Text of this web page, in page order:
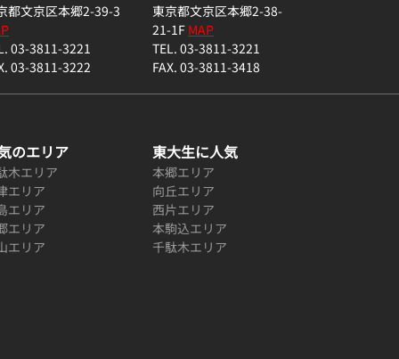
都文京区本郷2-39-3
03-3811-3221
03-3811-3222
東京都文京区本郷2-38-
21-1FMAP
TEL. 03-3811-3221
FAX. 03-3811-3418
のエリア
木エリア
エリア
エリア
エリア
エリア
東大生に人気
本郷エリア
向丘エリア
西片エリア
本駒込エリア
千駄木エリア